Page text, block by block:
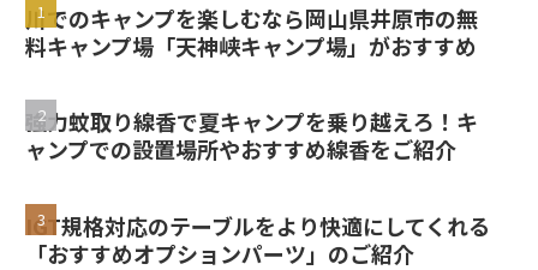
川でのキャンプを楽しむなら岡山県井原市の無
料キャンプ場「天神峡キャンプ場」がおすすめ
強力蚊取り線香で夏キャンプを乗り越えろ！キ
ャンプでの設置場所やおすすめ線香をご紹介
IGT規格対応のテーブルをより快適にしてくれる
「おすすめオプションパーツ」のご紹介